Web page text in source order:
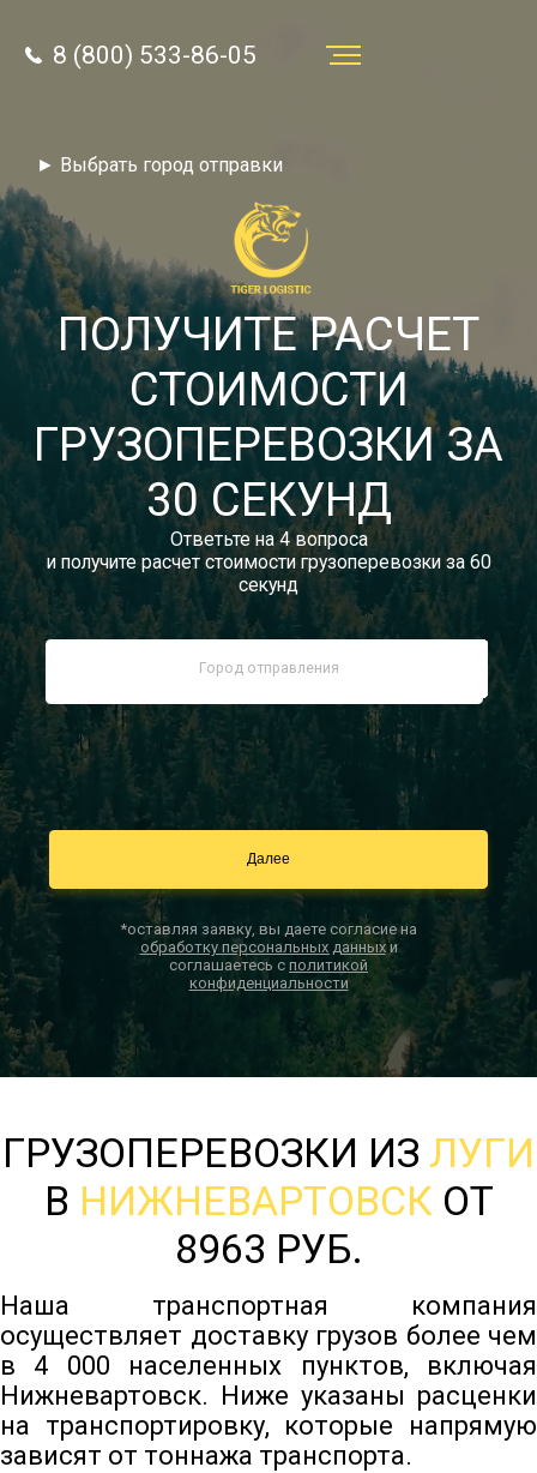
8 (800) 533-86-05
Звонок по России бесплатный
autotransport24@yandex.ru
Заказать звонок
Тарифы
Отзывы
Статьи
Новости
Документы
Контакты
► Выбрать город отправки
8 (800) 533-86-05
ПОЛУЧИТЕ РАСЧЕТ
СТОИМОСТИ
ГРУЗОПЕРЕВОЗКИ ЗА
30 СЕКУНД
Ответьте на 4 вопроса
и получите расчет стоимости грузоперевозки за 60
секунд
*оставляя заявку, вы даете согласие на
обработку персональных данныхи
соглашаетесь с политикой
конфиденциальности
ГРУЗОПЕРЕВОЗКИ ИЗ ЛУГИ
В НИЖНЕВАРТОВСКОТ
8963 РУБ.
Наша транспортная компания
осуществляет доставку грузов более чем
в 4 000 населенных пунктов, включая
Нижневартовск. Ниже указаны расценки
на транспортировку, которые напрямую
зависят от тоннажа транспорта.